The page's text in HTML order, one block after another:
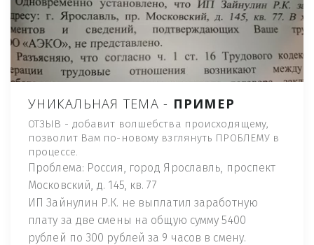
УНИКАЛЬНАЯ ТЕМА - ПРИМЕР
ОТЗЫВ - добавит волшебства происходящему,
позволит Вам по-новому взглянуть ПРОБЛЕМУ в
процессе.
Проблема: Россия, город Ярославль, проспект
Московский, д. 145, кв. 77
ИП Зайнулин Р.К. не выплатил заработную
плату за две смены на общую сумму 5400
рублей по 300 рублей за 9 часов в смену.